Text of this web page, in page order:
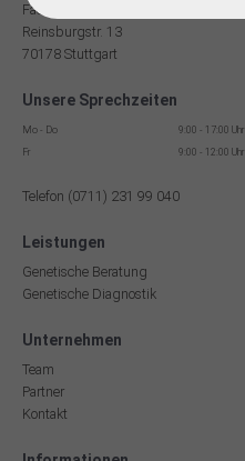
Facharzt für Humangenetik
Reinsburgstr. 13
70178 Stuttgart
Unsere Sprechzeiten
Mo - Do
9:00 - 17:00 Uhr
Fr
9:00 - 12:00 Uhr
Telefon (0711) 231 99 040
Leistungen
Genetische Beratung
Genetische Diagnostik
Unternehmen
Team
Partner
Kontakt